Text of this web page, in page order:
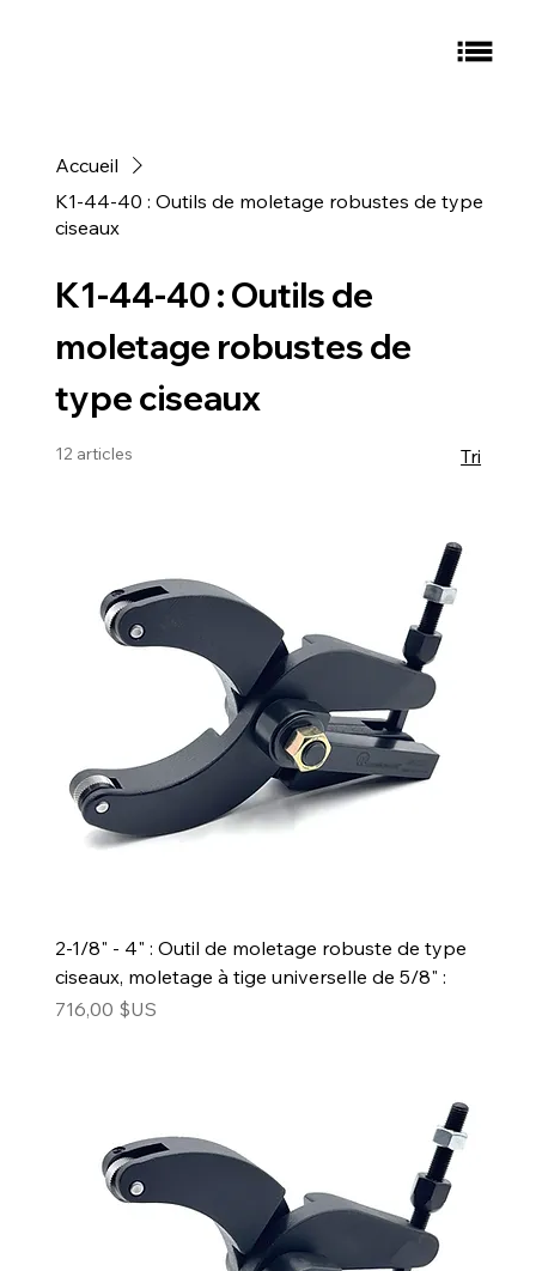
Accueil
K1-44-40 : Outils de moletage robustes de type
ciseaux
K1-44-40 : Outils de
moletage robustes de
type ciseaux
12 articles Tri
2-1/8" - 4" : Outil de moletage robuste de type
ciseaux, moletage à tige universelle de 5/8" :
Prix
716,00 $US